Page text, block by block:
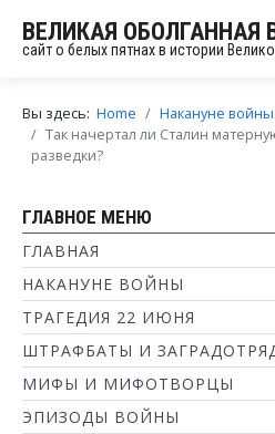
ВЕЛИКАЯ ОБОЛГАННАЯ
сайт о белых пятнах в истории
Вы здесь: Home
Накануне войны
Так начертал ли Сталин
разведки?
ГЛАВНОЕ МЕНЮ
ГЛАВНАЯ
НАКАНУНЕ ВОЙНЫ
ТРАГЕДИЯ 22 ИЮНЯ
ШТРАФБАТЫ И
МИФЫ И МИФОТВОРЦЫ
ЭПИЗОДЫ ВОЙНЫ